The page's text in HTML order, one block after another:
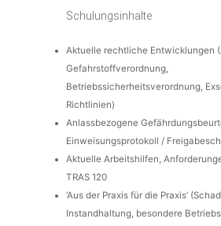
Schulungsinhalte
Aktuelle rechtliche Entwicklungen
Gefahrstoffverordnung,
Betriebssicherheitsverordnung,
Richtlinien)
Anlassbezogene
Einweisungsprotokoll /
Aktuelle Arbeitshilfen,
TRAS 120
‘Aus der Praxis für die Praxis’
Instandhaltung, besondere